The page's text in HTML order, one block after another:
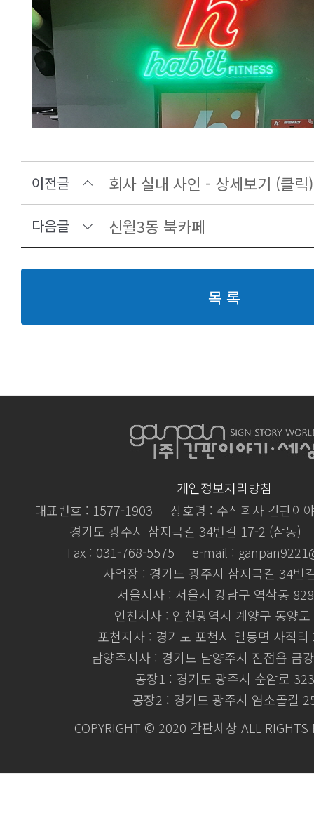
이전글 회사 실내 사인 - 상세보기 (클릭)
다음글 신월3동 북카페
목 록
개인정보처리방침
대표번호 : 1577-1903
상호명 : 주식회사 간판이
경기도 광주시 삼지곡길 34번길 17-2 (삼동)
Fax : 031-768-5575
e-mail :
사업장 : 경기도 광주시 삼지곡길 34번
서울지사 : 서울시 강남구 역삼동
인천지사 : 인천광역시 계양구 동양
포천지사 : 경기도 포천시 일동면 사직
남양주지사 : 경기도 남양주시 진접읍 금
공장1 : 경기도 광주시 순암로 323
공장2 : 경기도 광주시 염소골길
COPYRIGHT © 2020 간판세상 ALL RIGHTS